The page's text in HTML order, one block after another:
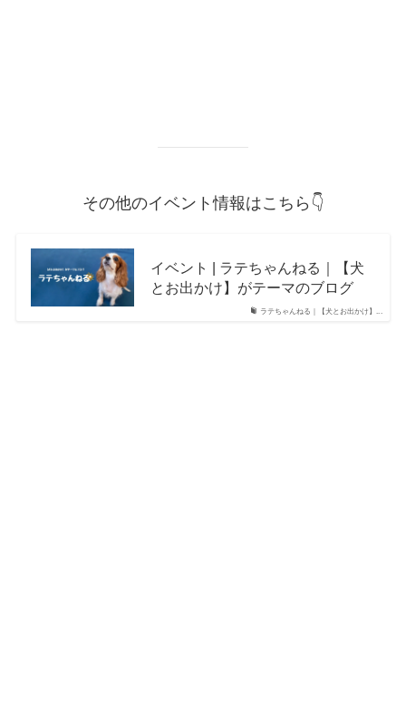
その他のイベント情報はこちら👇
ラテちゃんねる｜【犬とお出かけ】...
イベント | ラテちゃんねる｜【犬
とお出かけ】がテーマのブログ